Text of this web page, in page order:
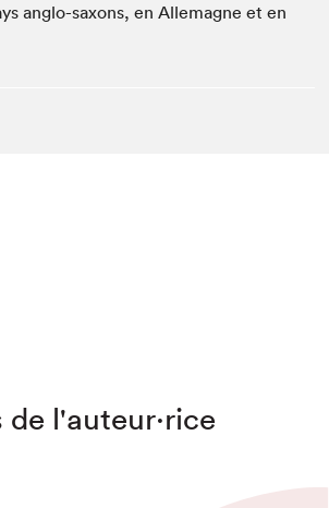
anglo-saxons, en Allemagne et en
de l'auteur·rice